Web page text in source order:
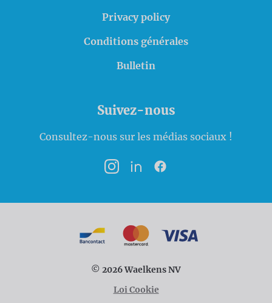
Privacy policy
Conditions générales
Bulletin
Suivez-nous
Consultez-nous sur les médias sociaux !
InstagramLinkedInFacebook
© 2026 Waelkens NV
Loi Cookie
Modalités de paiement
BancontactMasterCard
VISA